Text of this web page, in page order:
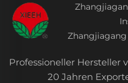
Zhangjiagang
Professioneller Hersteller
20 Jahren